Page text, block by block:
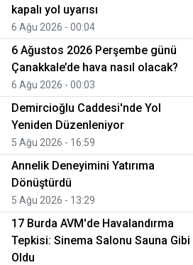
kapalı yol uyarısı
6 Ağu 2026 - 00:04
6 Ağustos 2026 Perşembe günü
Çanakkale’de hava nasıl olacak?
6 Ağu 2026 - 00:03
Demircioğlu Caddesi'nde Yol
Yeniden Düzenleniyor
5 Ağu 2026 - 16:59
Annelik Deneyimini Yatırıma
Dönüştürdü
5 Ağu 2026 - 13:29
17 Burda AVM'de Havalandırma
Tepkisi: Sinema Salonu Sauna Gibi
Oldu